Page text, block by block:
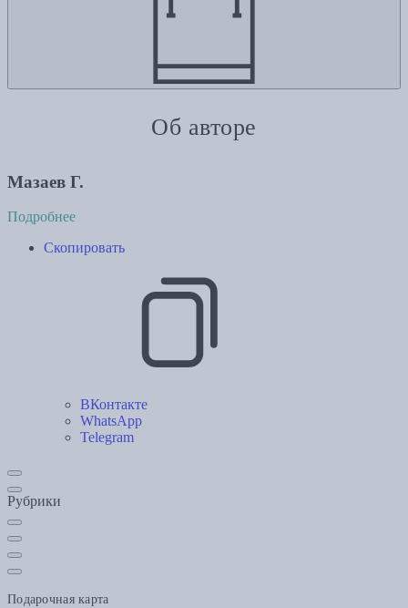
Об авторе
Мазаев Г.
Подробнее
Скопировать
ВКонтакте
WhatsApp
Telegram
Рубрики
Подарочная карта